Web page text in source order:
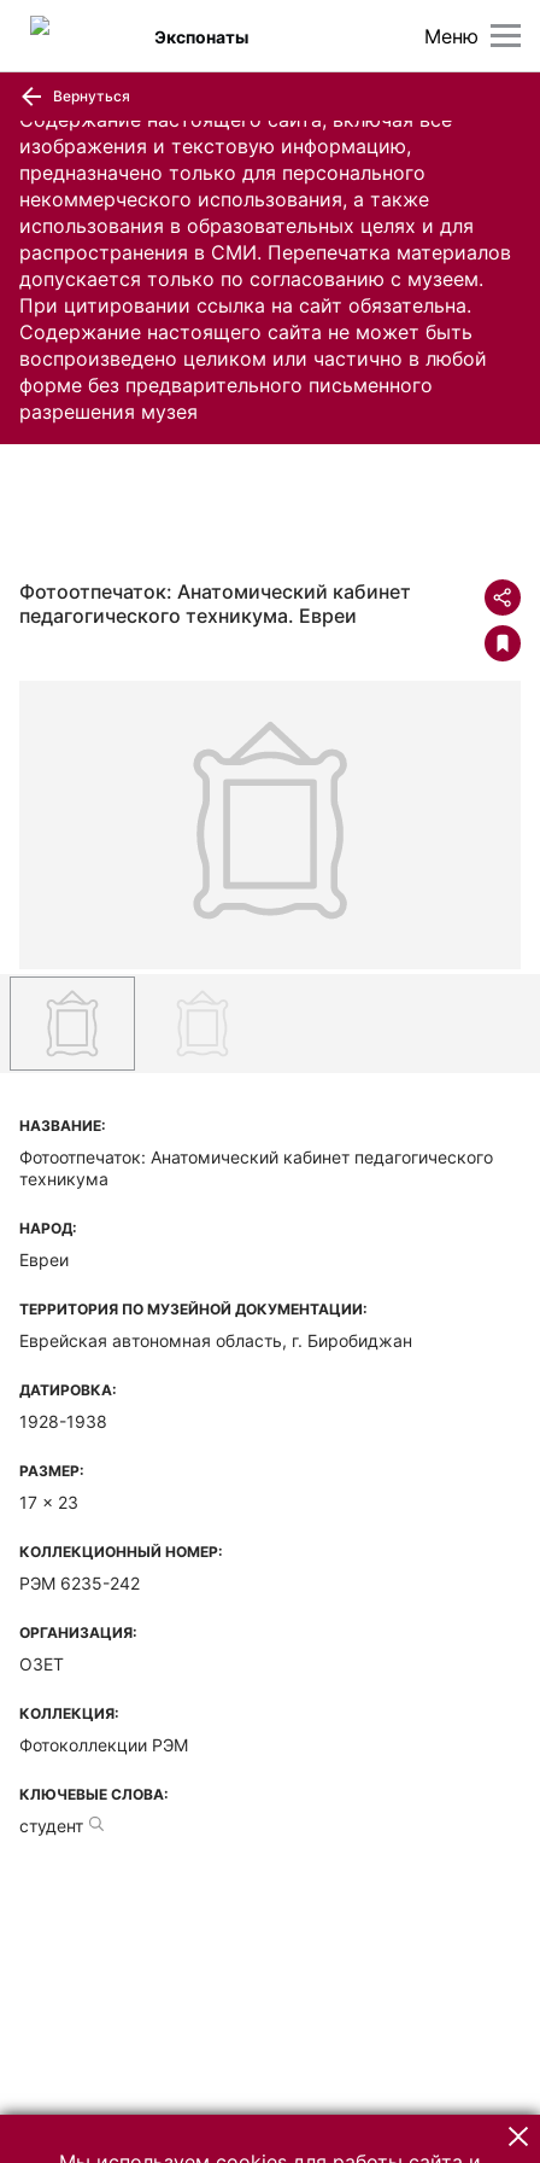
Содержание настоящего сайта, включая все
изображения и текстовую информацию,
предназначено только для персонального
некоммерческого использования, а также
использования в образовательных целях и для
распространения в СМИ. Перепечатка материалов
допускается только по согласованию с музеем.
При цитировании ссылка на сайт обязательна.
Содержание настоящего сайта не может быть
воспроизведено целиком или частично в любой
форме без предварительного письменного
разрешения музея
Меню
Экспонаты
Вернуться
Фотоотпечаток: Анатомический кабинет
педагогического техникума. Евреи
НАЗВАНИЕ:
Фотоотпечаток: Анатомический кабинет педагогического
техникума
НАРОД:
Евреи
ТЕРРИТОРИЯ ПО МУЗЕЙНОЙ ДОКУМЕНТАЦИИ:
Еврейская автономная область, г. Биробиджан
ДАТИРОВКА:
1928-1938
РАЗМЕР:
17 x 23
КОЛЛЕКЦИОННЫЙ НОМЕР:
РЭМ 6235-242
ОРГАНИЗАЦИЯ:
ОЗЕТ
КОЛЛЕКЦИЯ:
Фотоколлекции РЭМ
КЛЮЧЕВЫЕ СЛОВА:
студент